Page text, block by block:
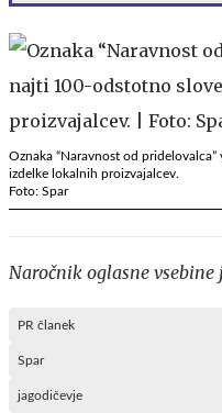
Oznaka “Naravnost od
izdelke lokalnih proizvajalcev.
Foto: Spar
Naročnik oglasne vsebine
PR članek
Spar
jagodičevje